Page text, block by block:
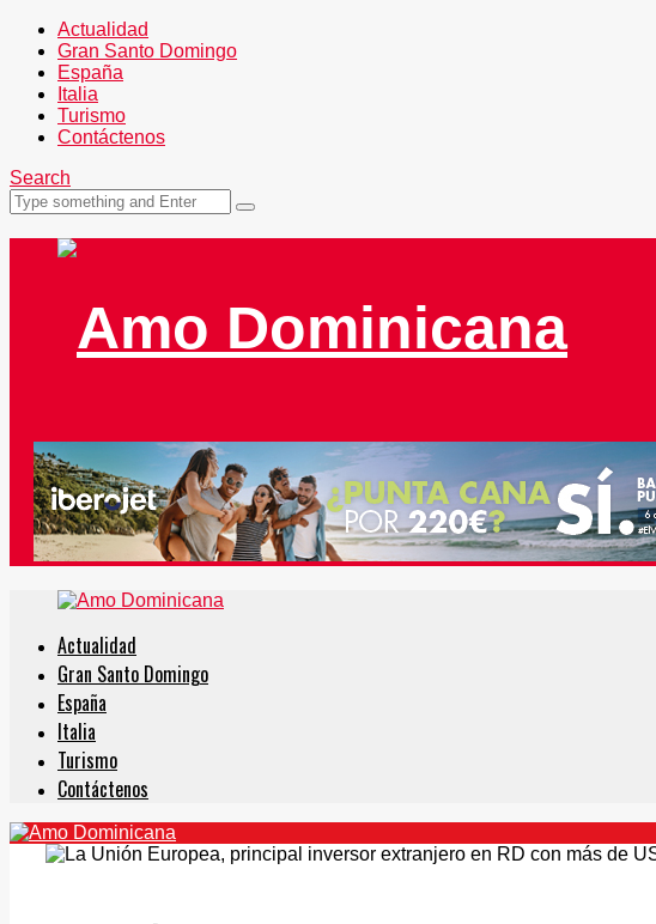
Actualidad
Gran Santo Domingo
España
Italia
Turismo
Contáctenos
Search
Actualidad
Gran Santo Domingo
España
Italia
Turismo
Contáctenos